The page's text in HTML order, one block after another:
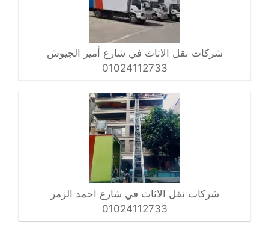
شركات نقل الاثاث في شارع أمير الجيوش
01024112733
شركات نقل الاثاث في شارع احمد الزمر
01024112733